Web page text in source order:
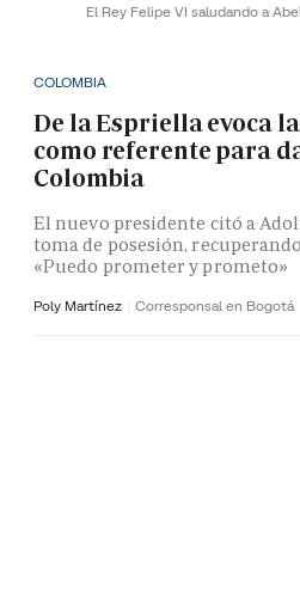
El Rey Felipe VI saludando a
COLOMBIA
De la Espriella evoca
como referente para
Colombia
El nuevo presidente citó a
toma de posesión,
«Puedo prometer y prometo»
Poly Martínez Corresponsal en Bogotá